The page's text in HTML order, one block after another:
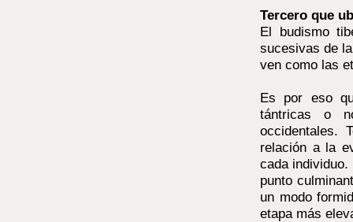
Tercero que
El budismo
sucesivas de
ven como las
Es por eso
tántricas o
occidentales.
relación a la
cada
punto
un modo
etapa más